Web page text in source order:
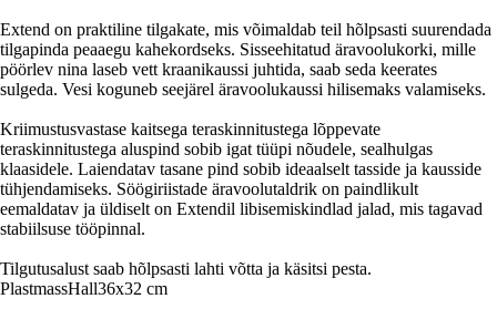
Extend on praktiline tilgakate, mis võimaldab teil hõlpsasti suurendada
tilgapinda peaaegu kahekordseks. Sisseehitatud äravoolukorki, mille
pöörlev nina laseb vett kraanikaussi juhtida, saab seda keerates
sulgeda. Vesi koguneb seejärel äravoolukaussi hilisemaks valamiseks.
Kriimustusvastase kaitsega teraskinnitustega lõppevate
teraskinnitustega aluspind sobib igat tüüpi nõudele, sealhulgas
klaasidele. Laiendatav tasane pind sobib ideaalselt tasside ja kausside
tühjendamiseks. Söögiriistade äravoolutaldrik on paindlikult
eemaldatav ja üldiselt on Extendil libisemiskindlad jalad, mis tagavad
stabiilsuse tööpinnal.
Tilgutusalust saab hõlpsasti lahti võtta ja käsitsi pesta.
PlastmassHall36x32 cm